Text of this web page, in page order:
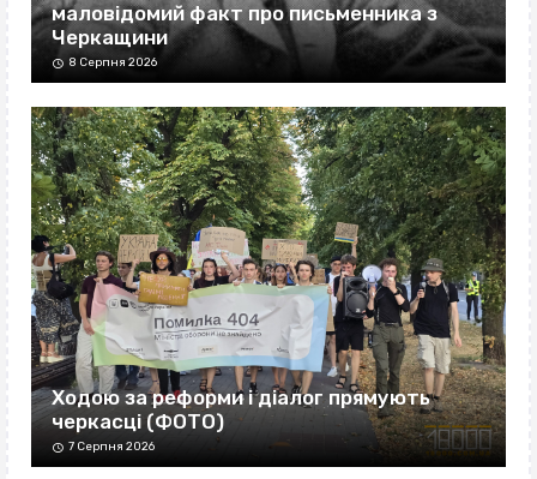
маловідомий факт про письменника з
Черкащини
8 Серпня 2026
Ходою за реформи і діалог прямують
черкасці (ФОТО)
7 Серпня 2026